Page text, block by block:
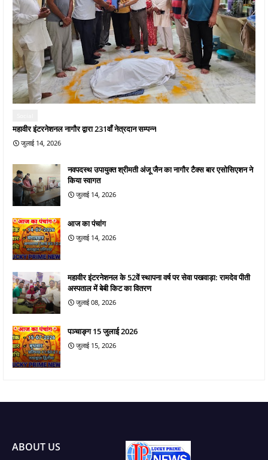
महावीर इंटरनेशनल नागौर द्वारा 231वाँ नेत्रदान सम्पन्न
जुलाई 14, 2026
नवपदस्थ उपायुक्त श्रीमती अंजू जैन का नागौर टैक्स बार एसोसिएशन ने
किया स्वागत
जुलाई 14, 2026
आज का पंचांग
जुलाई 14, 2026
महावीर इंटरनेशनल के 52वें स्थापना वर्ष पर सेवा पखवाड़ा: रामदेव पीती
अस्पताल में बेबी किट का वितरण
जुलाई 08, 2026
पञ्चाङ्ग 15 जुलाई 2026
जुलाई 15, 2026
ABOUT US